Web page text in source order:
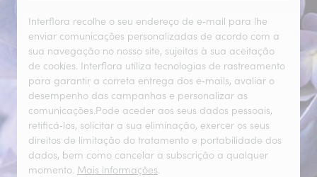
Interflora recolhe o seu endereço de e‑mail para lhe
enviar comunicações personalizadas de acordo com a
sua navegação no nosso site, sujeitas à sua aceitação
de cookies. Interflora utiliza tecnologias de rastreamento
para garantir a correta entrega dos e‑mails, avaliar o
desempenho das campanhas e personalizar as
comunicações.Pode aceder aos seus dados pessoais,
retificá‑los, solicitar a sua eliminação, exercer os seus
direitos de limitação do tratamento e portabilidade dos
dados, bem como cancelar a subscrição a qualquer
momento. Mais informações.